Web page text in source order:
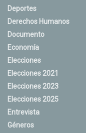
Deportes
Derechos Humanos
Documento
Economía
Elecciones
Elecciones 2021
Elecciones 2023
Elecciones 2025
Entrevista
Géneros